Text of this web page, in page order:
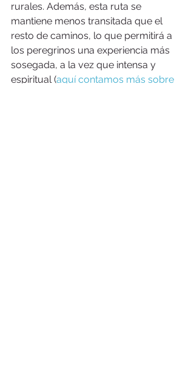
rurales. Además, esta ruta se
mantiene menos transitada que el
resto de caminos, lo que permitirá a
los peregrinos una experiencia más
sosegada, a la vez que intensa y
espiritual (aquí contamos más sobre